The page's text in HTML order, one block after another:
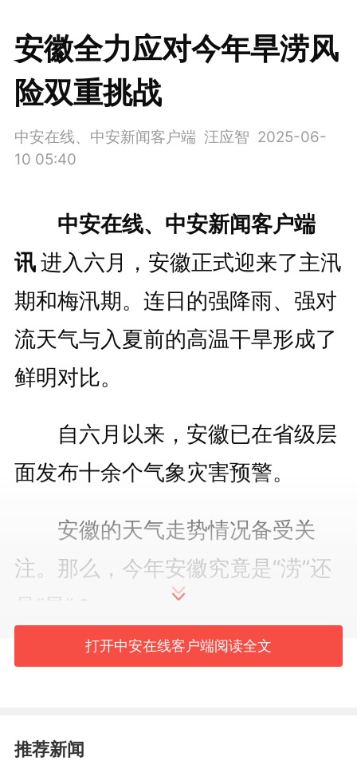
安徽全力应对今年旱涝风
险双重挑战
中安在线、中安新闻客户端 汪应智 2025-06-
10 05:40
中安在线、中安新闻客户端
讯进入六月，安徽正式迎来了主汛
期和梅汛期。连日的强降雨、强对
流天气与入夏前的高温干旱形成了
鲜明对比。
自六月以来，安徽已在省级层
面发布十余个气象灾害预警。
安徽的天气走势情况备受关
注。那么，今年安徽究竟是“涝”还
是“旱”？
6月9日，安徽省政府新闻办举
新闻发布会，解答公众最关心的问
打开中安在线客户端阅读全文
推荐新闻